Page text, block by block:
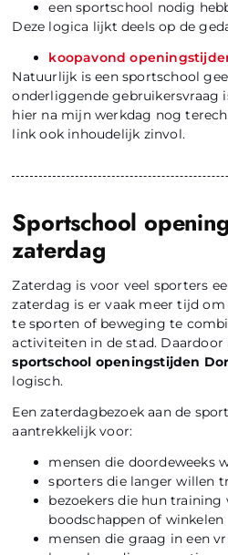
een sportschool nodig
Deze logica lijkt deels op de
koopavond
Natuurlijk is een sportschool
onderliggende gebruikersvraag
hier na mijn werkdag nog
link ook inhoudelijk zinvol.
Sportschool
zaterdag
Zaterdag is voor veel sporters
zaterdag is er vaak meer tijd
te sporten of beweging te
activiteiten in de stad. Daardoor
sportschool openingstijden
logisch.
Een zaterdagbezoek aan de
aantrekkelijk voor:
mensen die doordeweeks
sporters die langer willen
bezoekers die hun
boodschappen of winkelen
mensen die graag in een